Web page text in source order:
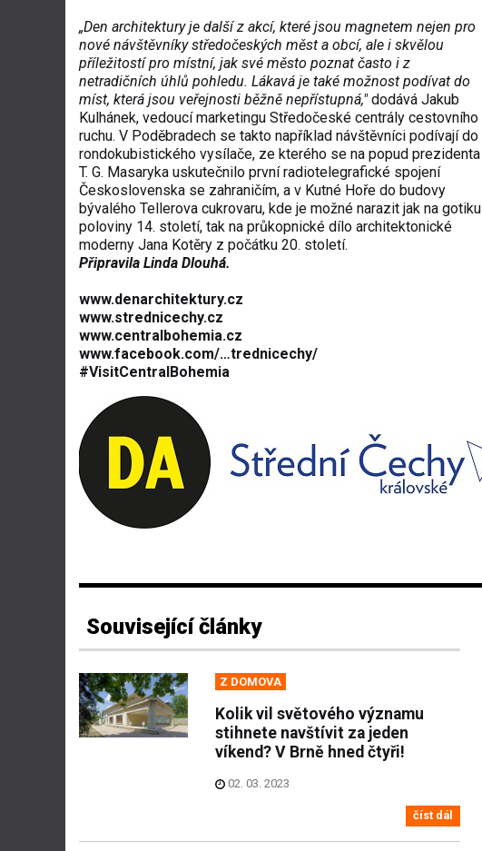
„Den architektury je další z akcí, které jsou magnetem nejen pro
nové návštěvníky středočeských měst a obcí, ale i skvělou
příležitostí pro místní, jak své město poznat často i z
netradičních úhlů pohledu. Lákavá je také možnost podívat do
míst, která jsou veřejnosti běžně nepřístupná,"dodává Jakub
Kulhánek, vedoucí marketingu Středočeské centrály cestovního
ruchu. V Poděbradech se takto například návštěvníci podívají do
rondokubistického vysílače, ze kterého se na popud prezidenta
T. G. Masaryka uskutečnilo první radiotelegrafické spojení
Československa se zahraničím, a v Kutné Hoře do budovy
bývalého Tellerova cukrovaru, kde je možné narazit jak na gotiku
poloviny 14. století, tak na průkopnické dílo architektonické
moderny Jana Kotěry z počátku 20. století.
Připravila Linda Dlouhá.
www.denarchitektury.cz
www.strednicechy.cz
www.centralbohemia.cz
www.facebook.com/…trednicechy/
#VisitCentral­Bohemia
Související články
Z DOMOVA
Kolik vil světového významu
stihnete navštívit za jeden
víkend? V Brně hned čtyři!
02. 03. 2023
číst dál